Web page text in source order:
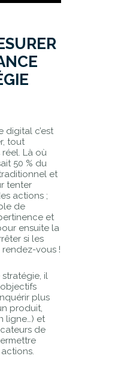
digital c’est
tout
Là où
50 % du
et
tenter
actions ;
de
et
ensuite la
si les
vous !
il
plus
produit,
ligne…) et
de
actions.